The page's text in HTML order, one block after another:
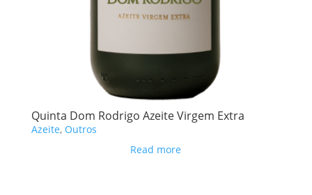
Quinta Dom Rodrigo Azeite Virgem Extra
Azeite, Outros
Read more